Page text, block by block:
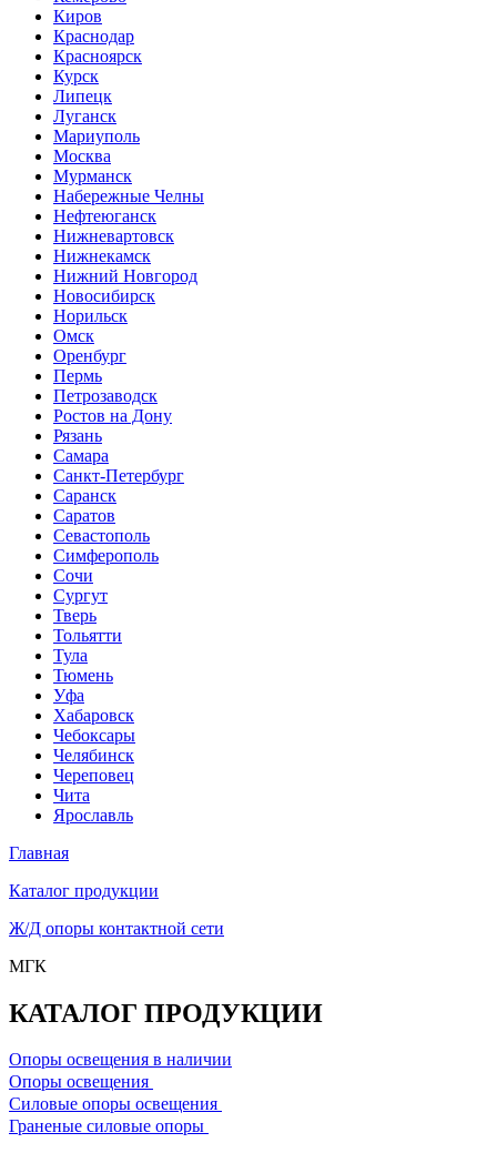
Киров
Краснодар
Красноярск
Курск
Липецк
Луганск
Мариуполь
Москва
Мурманск
Набережные Челны
Нефтеюганск
Нижневартовск
Нижнекамск
Нижний Новгород
Новосибирск
Норильск
Омск
Оренбург
Пермь
Петрозаводск
Ростов на Дону
Рязань
Самара
Санкт-Петербург
Саранск
Саратов
Севастополь
Симферополь
Сочи
Сургут
Тверь
Тольятти
Тула
Тюмень
Уфа
Хабаровск
Чебоксары
Челябинск
Череповец
Чита
Ярославль
Главная
Каталог продукции
Ж/Д опоры контактной сети
МГК
КАТАЛОГ ПРОДУКЦИИ
Опоры освещения в наличии
Oпоры oсвeщения
Силовые опоры освещения
Граненые силовые опоры